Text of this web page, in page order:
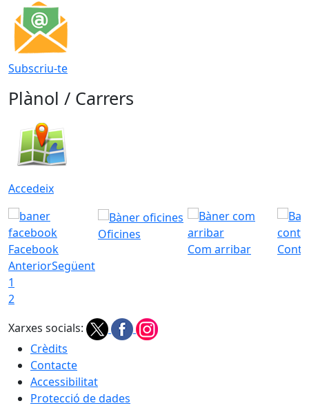
Subscriu-te
Plànol / Carrers
Accedeix
Facebook
Oficines
Com arribar
AnteriorSegüent
1
2
Xarxes socials:
Crèdits
Contacte
Accessibilitat
Protecció de dades